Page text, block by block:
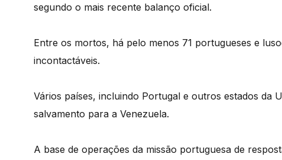
segundo o mais recente balanço oficial.
Entre os mortos, há pelo menos 71 portugueses e
incontactáveis.
Vários países, incluindo Portugal e outros estados da
salvamento para a Venezuela.
A base de operações da missão portuguesa de